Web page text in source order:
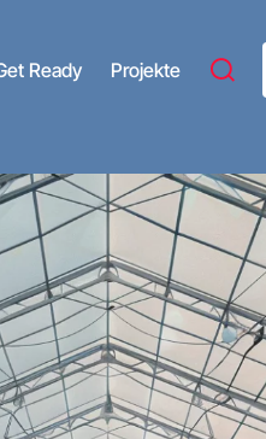
Ready Projekte